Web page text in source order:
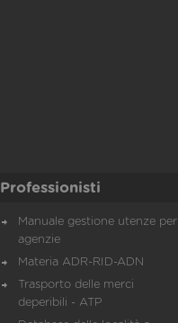
Professionisti
Manuale gestione utenze per
agenzie
Materia ADR-RID-ADN
Trasporto delle merci
deperibili - ATP